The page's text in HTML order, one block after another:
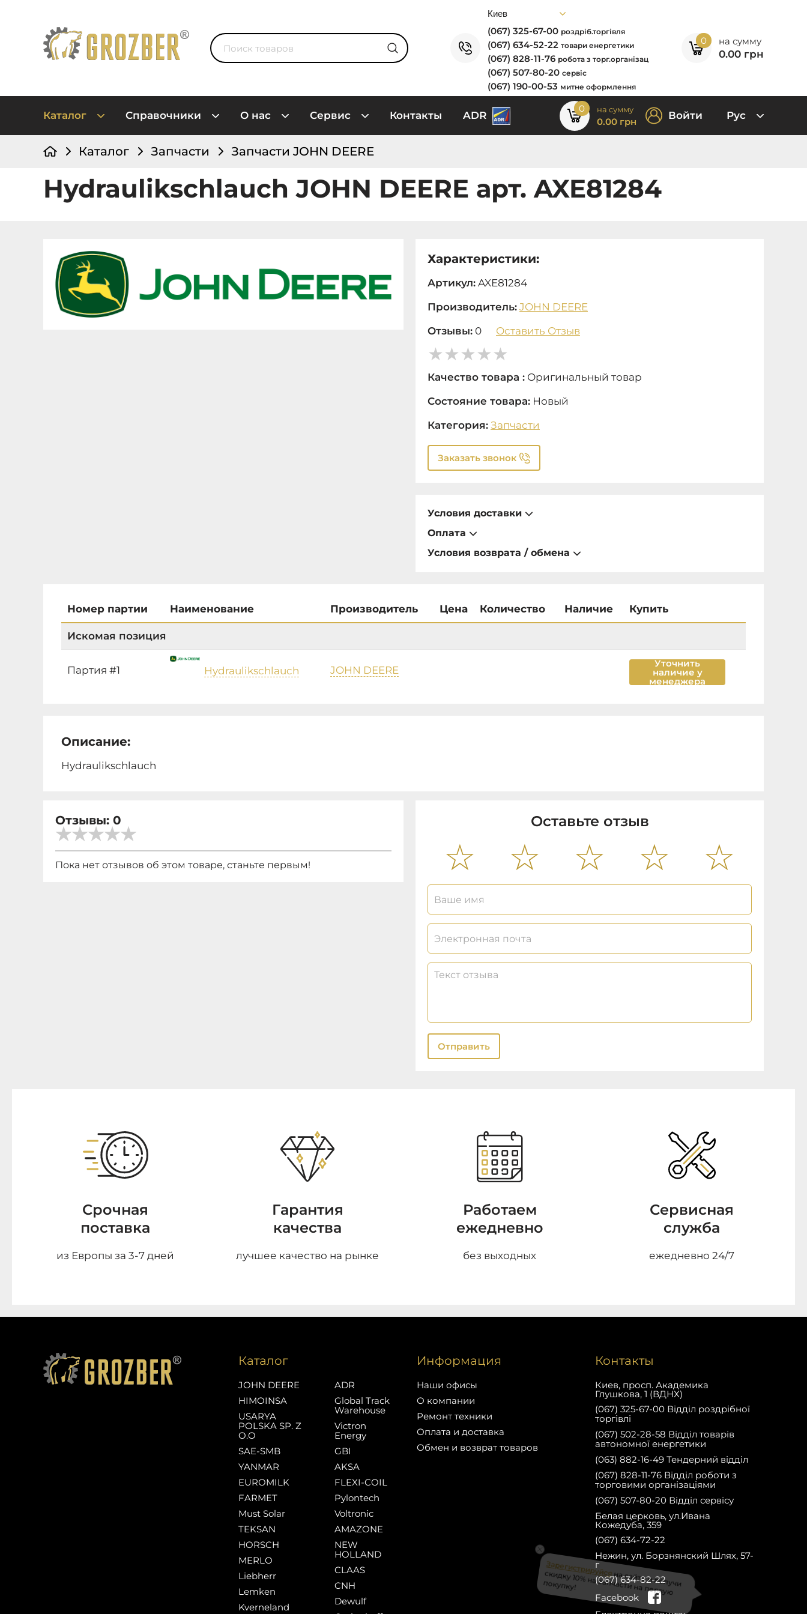
(067) 325-67-00 роздріб.торгівля
(067) 634-52-22 товари енергетики
(067) 828-11-76 робота з торг.організац
(067) 507-80-20 сервіс
(067) 190-00-53 митне оформлення
0 на сумму
0.00 грн
Каталог Справочники О нас Сервис Контакты ADR
0 на сумму
0.00 грн Войти Рус
Каталог Запчасти Запчасти JOHN DEERE
Hydraulikschlauch JOHN DEERE арт. AXE81284
Характеристики:
Артикул: AXE81284
Производитель: JOHN DEERE
Отзывы: 0 Оставить Отзыв
Качество товара : Оригинальный товар
Состояние товара: Новый
Категория: Запчасти
Заказать звонок
Условия доставки
Оплата
Условия возврата / обмена
Номер партии Наименование Производитель Цена Количество Наличие Купить
Искомая позиция
Партия #1 Hydraulikschlauch JOHN DEERE
Уточнить
наличие у
менеджера
Описание:
Hydraulikschlauch
Отзывы: 0
Пока нет отзывов об этом товаре, станьте первым!
Оставьте отзыв
Отправить
Срочная
поставка
из Европы за 3-7 дней
Гарантия
качества
лучшее качество на рынке
Работаем
ежедневно
без выходных
Сервисная
служба
ежедневно 24/7
Каталог
JOHN DEERE
HIMOINSA
USARYA
POLSKA SP. Z
O.O
SAE-SMB
YANMAR
EUROMILK
FARMET
Must Solar
TEKSAN
HORSCH
MERLO
Liebherr
Lemken
Kverneland
ADR
Global Track
Warehouse
Victron
Energy
GBI
AKSA
FLEXI-COIL
Pylontech
Voltronic
AMAZONE
NEW
HOLLAND
CLAAS
CNH
Dewulf
Информация
Наши офисы
О компании
Ремонт техники
Оплата и доставка
Обмен и возврат товаров
Контакты
Киев, просп. Академика
Глушкова, 1 (ВДНХ)
(067) 325-67-00 Відділ роздрібної
торгівлі
(067) 502-28-58 Відділ товарів
автономної енергетики
(063) 882-16-49 Тендерний відділ
(067) 828-11-76 Відділ роботи з
торговими організаціями
(067) 507-80-20 Відділ сервісу
Белая церковь, ул.Ивана
Кожедуба, 359
(067) 634-72-22
Нежин, ул. Борзнянский Шлях, 57-
г
(067) 634-82-22
Facebook
Зарегистрируйсяна сайте и получи
скидку 10% на запчасти на первую